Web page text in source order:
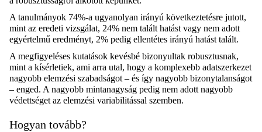
A tanulmányok 74%-a ugyanolyan irányú következtetésre jutott,
mint az eredeti vizsgálat, 24% nem talált hatást vagy nem adott
egyértelmű eredményt, 2% pedig ellentétes irányú hatást talált.
A megfigyeléses kutatások kevésbé bizonyultak robusztusnak,
mint a kísérletiek, ami arra utal, hogy a komplexebb adatszerkezet
nagyobb elemzési szabadságot – és így nagyobb bizonytalanságot
– enged. A nagyobb mintanagyság pedig nem adott nagyobb
védettséget az elemzési variabilitással szemben.
Hogyan tovább?